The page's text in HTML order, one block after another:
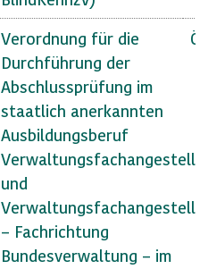
Verordnung für die
Durchführung der
Abschlussprüfung im
staatlich anerkannten
Ausbildungsberuf
und
– Fachrichtung
Bundesverwaltung – im